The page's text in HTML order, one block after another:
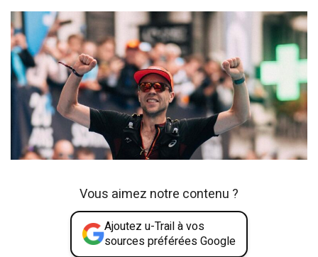
Vous aimez notre contenu ?
Ajoutez u-Trail à vos
sources préférées Google